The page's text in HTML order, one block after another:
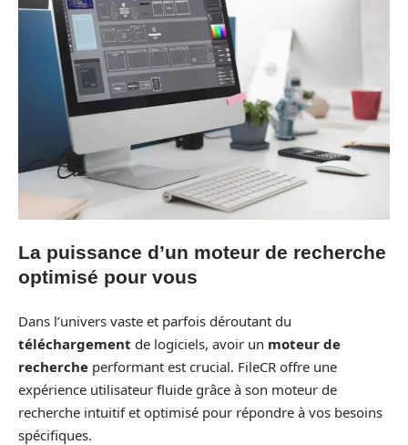
La puissance d’un moteur de recherche
optimisé pour vous
Dans l’univers vaste et parfois déroutant du
téléchargement de logiciels, avoir un moteur de
recherche performant est crucial. FileCR offre une
expérience utilisateur fluide grâce à son moteur de
recherche intuitif et optimisé pour répondre à vos besoins
spécifiques.